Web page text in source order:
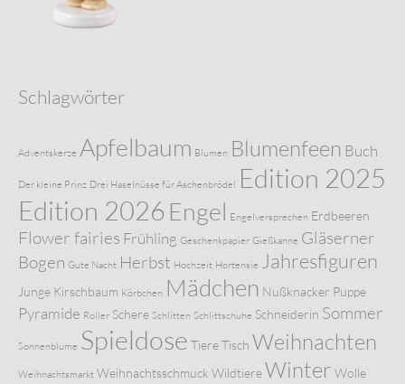
Schlagwörter
Adventskerze Apfelbaum Blumen Blumenfeen Buch
Der kleine Prinz Drei Haselnüsse für Aschenbrödel Edition 2025
Edition 2026 Engel Engelversprechen Erdbeeren
Flower fairies Frühling Geschenkpapier Gießkanne Gläserner
Bogen Gute Nacht Herbst Hochzeit Hortensie Jahresfiguren
Junge Kirschbaum Körbchen Mädchen Nußknacker Puppe
Pyramide Roller Schere Schlitten Schlittschuhe Schneiderin Sommer
Sonnenblume Spieldose TiereTisch Weihnachten
Weihnachtsmarkt Weihnachtsschmuck WildtiereWinter Wolle